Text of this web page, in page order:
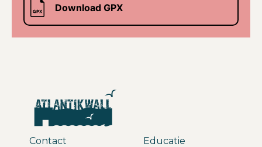
Download GPX
Contact
Educatie